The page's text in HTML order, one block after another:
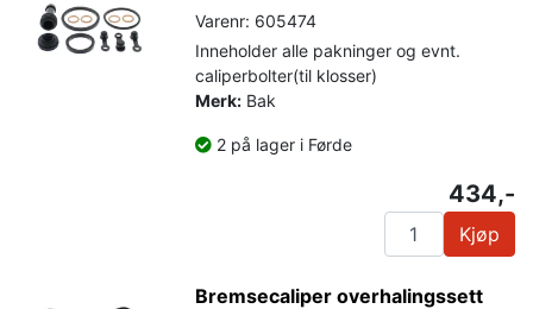
Varenr: 605474
Inneholder alle pakninger og evnt.
caliperbolter(til klosser)
Merk: Bak
2 på lager i Førde
434,-
Kjøp
Bremsecaliper overhalingssett